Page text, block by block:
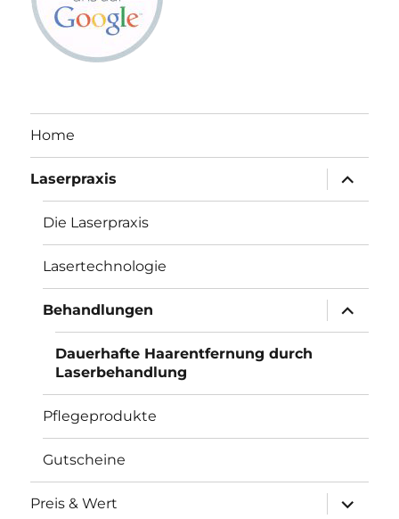
Home
Laserpraxis
öffnen
Die Laserpraxis
Lasertechnologie
Behandlungen
öffnen
Dauerhafte Haarentfernung durch
Laserbehandlung
Pflegeprodukte
Gutscheine
Preis & Wert
öffnen